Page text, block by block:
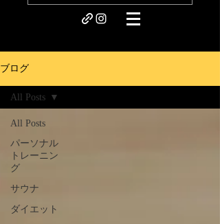
ブログ
All Posts
パーソナル
トレーニン
グ
サウナ
ダイエット
All Posts